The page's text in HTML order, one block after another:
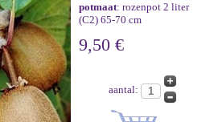
potmaat: rozenpot 2 liter
(C2) 65-70 cm
9,50 €
aantal: